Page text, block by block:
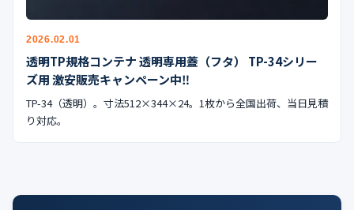
2026.02.01
透明TP規格コンテナ 透明専用蓋（フタ） TP-34シリー
ズ用 激安販売キャンペーン中‼︎
TP-34（透明）。寸法512×344×24。1枚から全国出荷、当日見積
り対応。